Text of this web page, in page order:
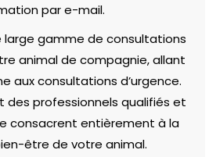
par e-mail.
large gamme de consultations
animal de compagnie, allant
aux consultations d’urgence.
des professionnels qualifiés et
consacrent entièrement à la
être de votre animal.